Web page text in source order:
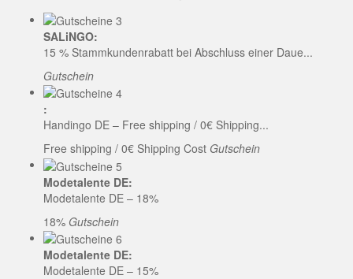
SALiNGO:
15 % Stammkundenrabatt bei Abschluss einer Daue...
Gutschein
:
Handingo DE – Free shipping / 0€ Shipping...
Free shipping / 0€ Shipping Cost Gutschein
Modetalente DE:
Modetalente DE – 18%
18% Gutschein
Modetalente DE:
Modetalente DE – 15%